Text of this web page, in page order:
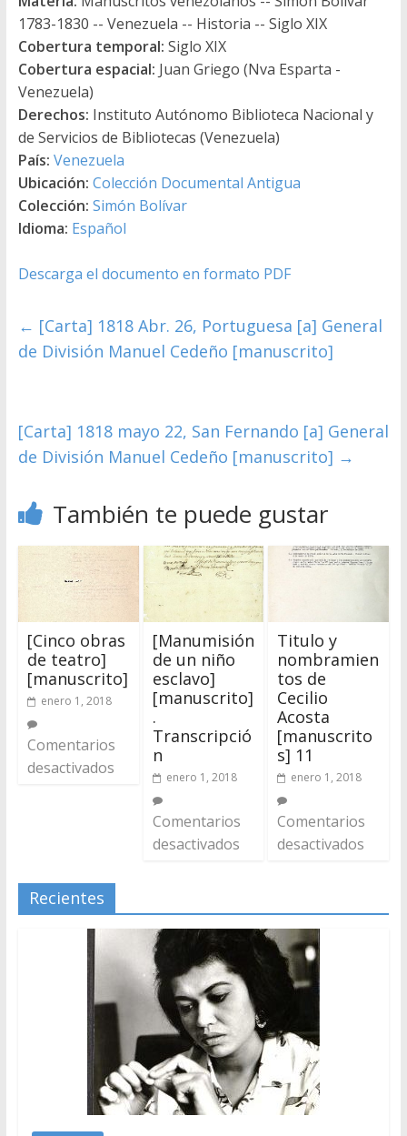
1783-1830 -- Venezuela -- Historia -- Siglo XIX
Cobertura temporal: Siglo XIX
Cobertura espacial: Juan Griego (Nva Esparta -
Venezuela)
Derechos: Instituto Autónomo Biblioteca Nacional y
de Servicios de Bibliotecas (Venezuela)
País: Venezuela
Ubicación: Colección Documental Antigua
Colección: Simón Bolívar
Idioma: Español
Descarga el documento en formato PDF
← [Carta] 1818 Abr. 26, Portuguesa [a] General
de División Manuel Cedeño [manuscrito]
[Carta] 1818 mayo 22, San Fernando [a] General
de División Manuel Cedeño [manuscrito] →
También te puede gustar
[Cinco obras
de teatro]
[manuscrito]
enero 1, 2018
Comentarios
desactivados
[Manumisión
de un niño
esclavo]
[manuscrito]
.
Transcripció
n
enero 1, 2018
Comentarios
desactivados
Titulo y
nombramien
tos de
Cecilio
Acosta
[manuscrito
s] 11
enero 1, 2018
Comentarios
desactivados
Recientes